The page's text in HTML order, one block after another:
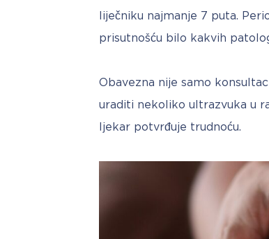
liječniku najmanje 7 puta.
prisutnošću bilo kakvih
Obavezna nije samo
uraditi nekoliko ultrazvuka u
ljekar potvrđuje trudnoću.